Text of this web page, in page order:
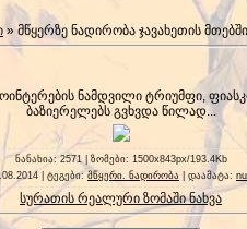
» მწყერზე ნადირობა ჯავახეთის
ნამდვილი ტრიუმფი,
ბაზიერელებს გვხვდა წილად...
ნანახია: 2571 | ზომები: 1500x843px/193.4Kb
| ტეგები: მწყერი. ნადირობა დაამატა:
სურათის რეალური ზომაში ნახვა